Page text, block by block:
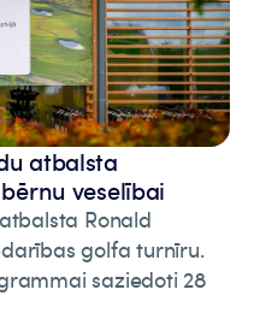
atbalsta
veselībai
Ronald
golfa turnīru.
saziedoti 28